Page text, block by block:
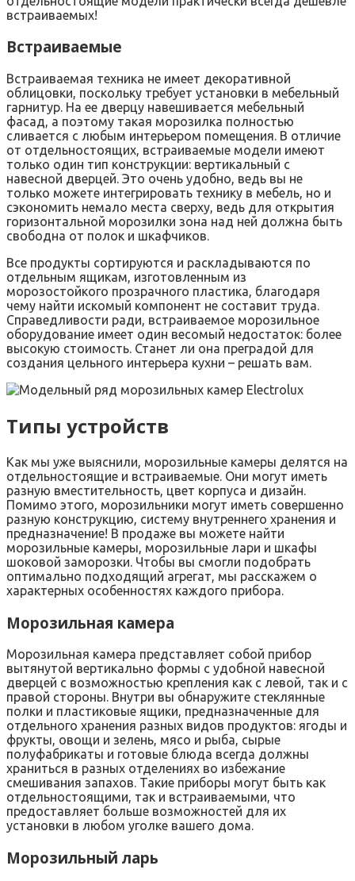
встраиваемых!
Встраиваемые
Встраиваемая техника не имеет декоративной
облицовки, поскольку требует установки в мебельный
гарнитур. На ее дверцу навешивается мебельный
фасад, а поэтому такая морозилка полностью
сливается с любым интерьером помещения. В отличие
от отдельностоящих, встраиваемые модели имеют
только один тип конструкции: вертикальный с
навесной дверцей. Это очень удобно, ведь вы не
только можете интегрировать технику в мебель, но и
сэкономить немало места сверху, ведь для открытия
горизонтальной морозилки зона над ней должна быть
свободна от полок и шкафчиков.
Все продукты сортируются и раскладываются по
отдельным ящикам, изготовленным из
морозостойкого прозрачного пластика, благодаря
чему найти искомый компонент не составит труда.
Справедливости ради, встраиваемое морозильное
оборудование имеет один весомый недостаток: более
высокую стоимость. Станет ли она преградой для
создания цельного интерьера кухни – решать вам.
Типы устройств
Как мы уже выяснили, морозильные камеры делятся на
отдельностоящие и встраиваемые. Они могут иметь
разную вместительность, цвет корпуса и дизайн.
Помимо этого, морозильники могут иметь совершенно
разную конструкцию, систему внутреннего хранения и
предназначение! В продаже вы можете найти
морозильные камеры, морозильные лари и шкафы
шоковой заморозки. Чтобы вы смогли подобрать
оптимально подходящий агрегат, мы расскажем о
характерных особенностях каждого прибора.
Морозильная камера
Морозильная камера представляет собой прибор
вытянутой вертикально формы с удобной навесной
дверцей с возможностью крепления как с левой, так и с
правой стороны. Внутри вы обнаружите стеклянные
полки и пластиковые ящики, предназначенные для
отдельного хранения разных видов продуктов: ягоды и
фрукты, овощи и зелень, мясо и рыба, сырые
полуфабрикаты и готовые блюда всегда должны
храниться в разных отделениях во избежание
смешивания запахов. Такие приборы могут быть как
отдельностоящими, так и встраиваемыми, что
предоставляет больше возможностей для их
установки в любом уголке вашего дома.
Морозильный ларь